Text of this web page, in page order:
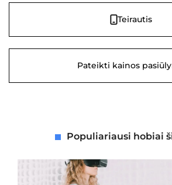
Teirautis
Pateikti kainos
Populiariausi hobiai